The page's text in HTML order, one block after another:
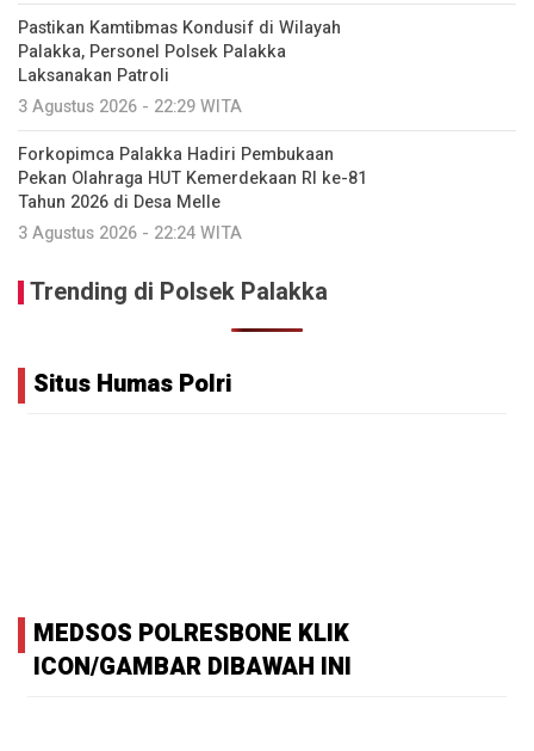
Pastikan Kamtibmas Kondusif di Wilayah
Palakka, Personel Polsek Palakka
Laksanakan Patroli
3 Agustus 2026 - 22:29 WITA
Forkopimca Palakka Hadiri Pembukaan
Pekan Olahraga HUT Kemerdekaan RI ke-81
Tahun 2026 di Desa Melle
3 Agustus 2026 - 22:24 WITA
Trending di Polsek Palakka
Situs Humas Polri
MEDSOS POLRESBONE KLIK
ICON/GAMBAR DIBAWAH INI